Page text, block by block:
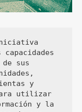
sus
y
utilizar
y la